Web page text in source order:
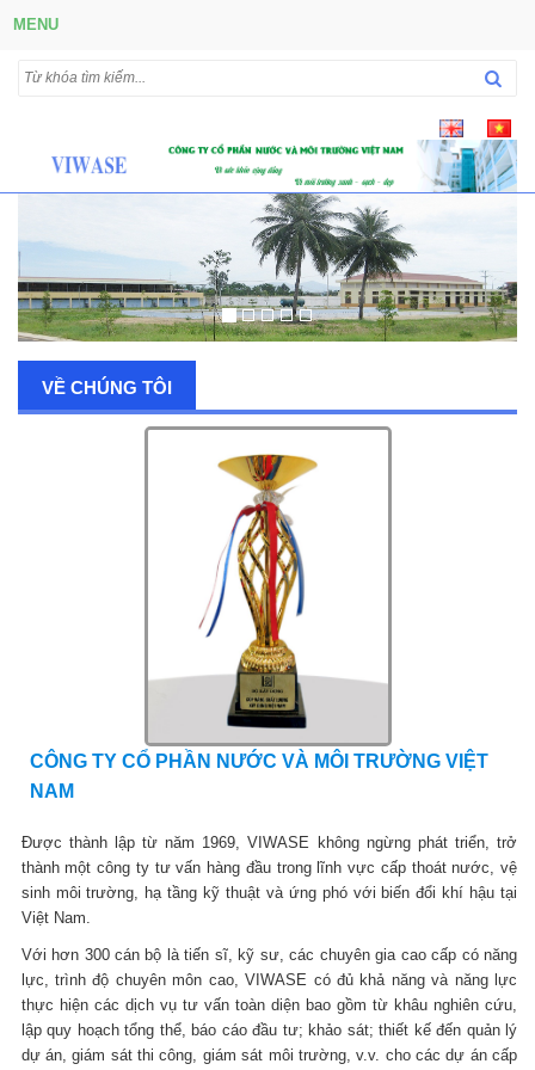
MENU
VỀ CHÚNG TÔI
CÔNG TY CỔ PHẦN NƯỚC VÀ MÔI TRƯỜNG VIỆT
NAM
Được thành lập từ năm 1969, VIWASE không ngừng phát triển, trở
thành một công ty tư vấn hàng đầu trong lĩnh vực cấp thoát nước, vệ
sinh môi trường, hạ tầng kỹ thuật và ứng phó với biến đổi khí hậu tại
Việt Nam.
Với hơn 300 cán bộ là tiến sĩ, kỹ sư, các chuyên gia cao cấp có năng
lực, trình độ chuyên môn cao, VIWASE có đủ khả năng và năng lực
thực hiện các dịch vụ tư vấn toàn diện bao gồm từ khâu nghiên cứu,
lập quy hoạch tổng thể, báo cáo đầu tư; khảo sát; thiết kế đến quản lý
dự án, giám sát thi công, giám sát môi trường, v.v. cho các dự án cấp